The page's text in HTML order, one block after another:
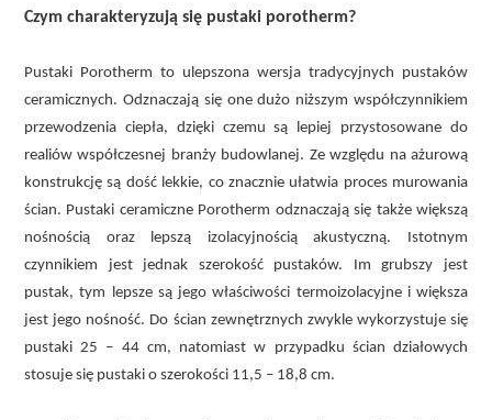
Czym charakteryzują się pustaki porotherm?
Pustaki Porotherm to ulepszona wersja tradycyjnych pustaków
ceramicznych. Odznaczają się one dużo niższym współczynnikiem
przewodzenia ciepła, dzięki czemu są lepiej przystosowane do
realiów współczesnej branży budowlanej. Ze względu na ażurową
konstrukcję są dość lekkie, co znacznie ułatwia proces murowania
ścian. Pustaki ceramiczne Porotherm odznaczają się także większą
nośnością oraz lepszą izolacyjnością akustyczną. Istotnym
czynnikiem jest jednak szerokość pustaków. Im grubszy jest
pustak, tym lepsze są jego właściwości termoizolacyjne i większa
jest jego nośność. Do ścian zewnętrznych zwykle wykorzystuje się
pustaki 25 – 44 cm, natomiast w przypadku ścian działowych
stosuje się pustaki o szerokości 11,5 – 18,8 cm.